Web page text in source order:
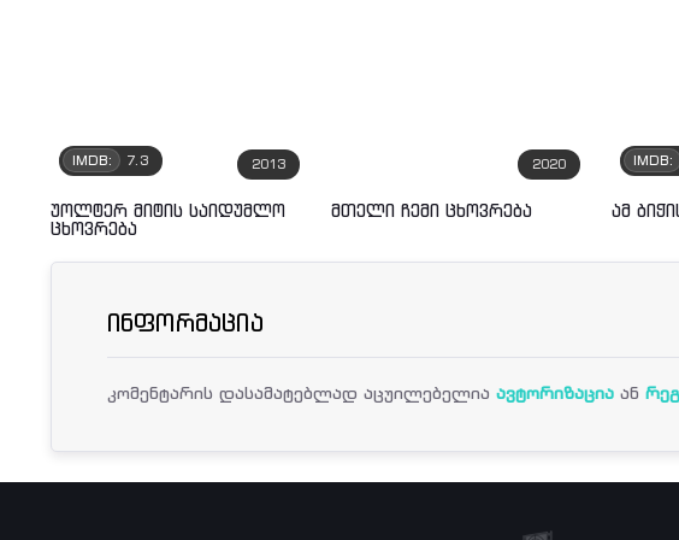
2013
IMDB: 7.3
უოლტერ მიტის საიდუმლო
ცხოვრება
2020
მთელი ჩემი ცხოვრება
IMDB:
ამ
ინფორმაცია
კომენტარის დასამატებლად აცუილებელია ავტორიზაციაან